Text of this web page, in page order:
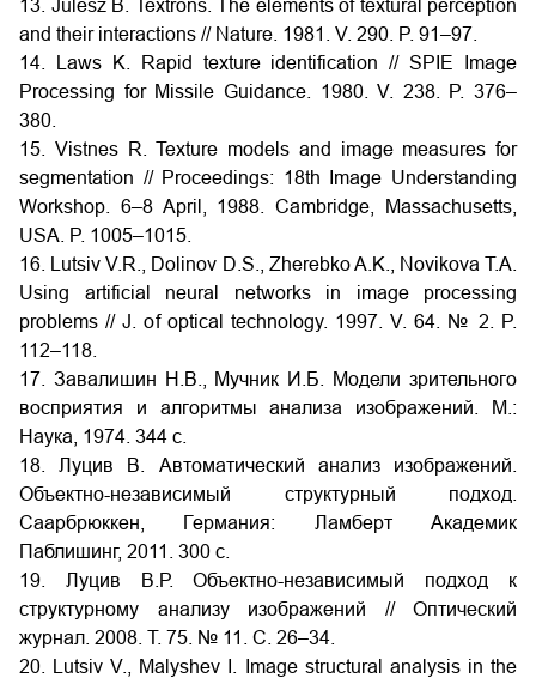
13. Julesz B. Textrons. The elements of textural perception
and their interactions // Nature. 1981. V. 290. P. 91–97.
14. Laws K. Rapid texture identification // SPIE Image
Processing for Missile Guidance. 1980. V. 238. P. 376–
380.
15. Vistnes R. Texture models and image measures for
segmentation // Proceedings: 18th Image Understanding
Workshop. 6–8 April, 1988. Cambridge, Massachusetts,
USA. P. 1005–1015.
16. Lutsiv V.R., Dolinov D.S., Zherebko A.K., Novikova T.A.
Using artificial neural networks in image processing
problems // J. of optical technology. 1997. V. 64. № 2. P.
112–118.
17. Завалишин Н.В., Мучник И.Б. Модели зрительного
восприятия и алгоритмы анализа изображений. М.:
Наука, 1974. 344 с.
18. Луцив В. Автоматический анализ изображений.
Объектно-независимый структурный подход.
Саарбрюккен, Германия: Ламберт Академик
Паблишинг, 2011. 300 с.
19. Луцив В.Р. Объектно-независимый подход к
структурному анализу изображений // Оптический
журнал. 2008. Т. 75. № 11. С. 26–34.
20. Lutsiv V., Malyshev I. Image structural analysis in the